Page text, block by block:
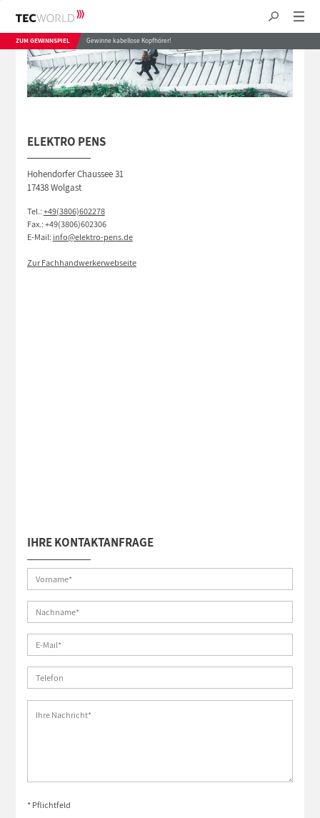
ZUM GEWINNSPIEL Gewinne kabellose Kopfhörer!
ELEKTRO PENS
Hohendorfer Chaussee 31
17438 Wolgast
Tel.:+49(3806)602278
Fax.: +49(3806)602306
E-Mail: info@elektro-pens.de
Zur Fachhandwerkerwebseite
IHRE KONTAKTANFRAGE
* Pflichtfeld